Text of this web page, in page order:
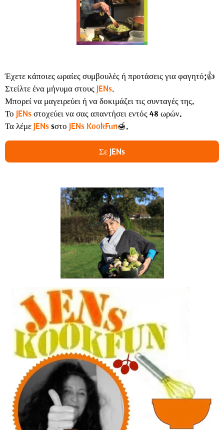
Έχετε κάποιες ωραίες συμβουλές ή προτάσεις για φαγητό;👍
Στείλτε ένα μήνυμα στους JENs.
Μπορεί να μαγειρεύει ή να δοκιμάζει τις συνταγές της.
Το JENsστοχεύει να σας απαντήσει εντός 48 ωρών.
Τα λέμε JENssστο JENs KookFun🍯.
Σε JENs